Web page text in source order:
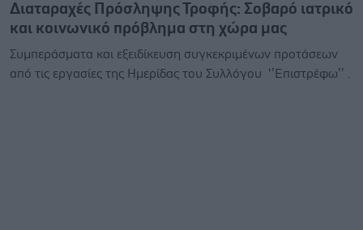
Διαταραχές Πρόσληψης Τροφής: Σοβαρό ιατρικό
και κοινωνικό πρόβλημα στη χώρα μας
Συμπεράσματα και εξειδίκευση συγκεκριμένων προτάσεων
από τις εργασίες της Ημερίδας του Συλλόγου ‘’Επιστρέφω’’ .